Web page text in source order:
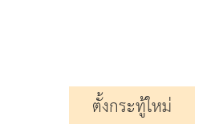
ตั้งกระทู้ใหม่